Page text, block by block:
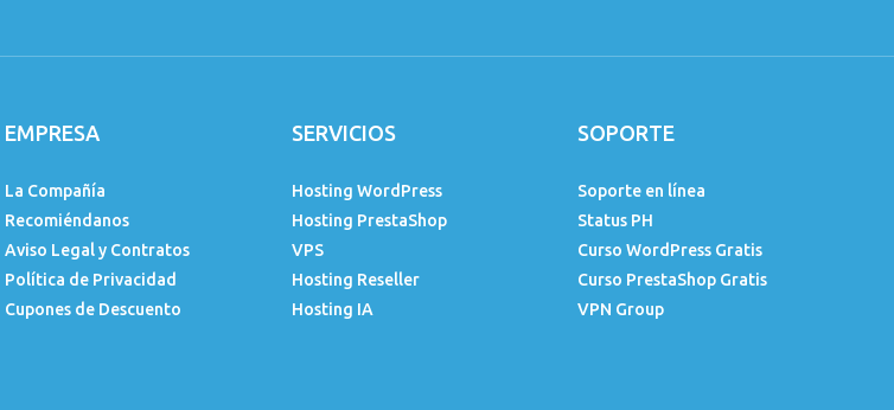
EMPRESA
La Compañía
Recomiéndanos
Aviso Legal y Contratos
Política de Privacidad
Cupones de Descuento
SERVICIOS
Hosting WordPress
Hosting PrestaShop
VPS
Hosting Reseller
Hosting IA
SOPORTE
Soporte en línea
Status PH
Curso WordPress Gratis
Curso PrestaShop Gratis
VPN Group